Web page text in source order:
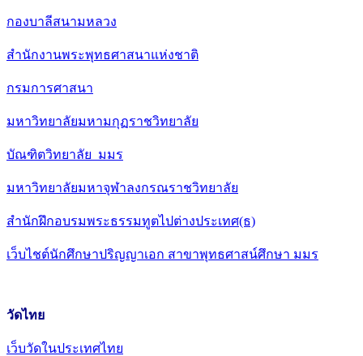
กองบาลีสนามหลวง
สำนักงานพระพุทธศาสนาแห่งชาติ
กรมการศาสนา
มหาวิทยาลัยมหามกุฏราชวิทยาลัย
บัณฑิตวิทยาลัย มมร
มหาวิทยาลัยมหาจุฬาลงกรณราชวิทยาลัย
สำนักฝึกอบรมพระธรรมทูตไปต่างประเทศ(ธ)
เว็บไชต์นักศึกษาปริญญาเอก สาขาพุทธศาสน์ศึกษา มมร
วัดไทย
เว็บวัดในประเทศไทย